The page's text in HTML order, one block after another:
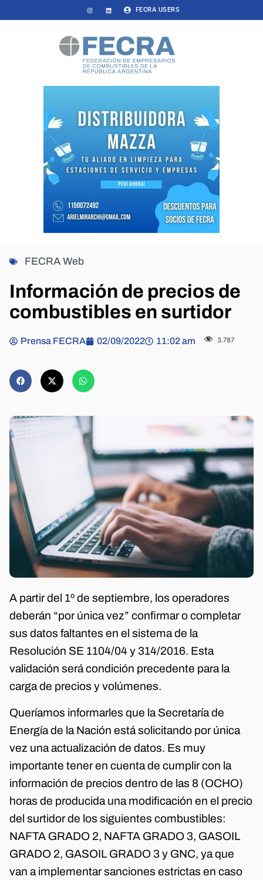
FECRA USERS
FECRA Web
Información de precios de
combustibles en surtidor
Prensa FECRA 02/09/2022 11:02 am 3.787
A partir del 1º de septiembre, los operadores
deberán “por única vez” confirmar o completar
sus datos faltantes en el sistema de la
Resolución SE 1104/04 y 314/2016. Esta
validación será condición precedente para la
carga de precios y volúmenes.
Queríamos informarles que la Secretaría de
Energía de la Nación está solicitando por única
vez una actualización de datos. Es muy
importante tener en cuenta de cumplir con la
información de precios dentro de las 8 (OCHO)
horas de producida una modificación en el precio
del surtidor de los siguientes combustibles:
NAFTA GRADO 2, NAFTA GRADO 3, GASOIL
GRADO 2, GASOIL GRADO 3 y GNC, ya que
van a implementar sanciones estrictas en caso